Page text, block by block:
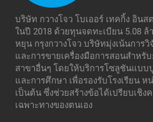
บริษัท กวางโจว โบเออร์ เทคกิ้ง อิน
ในปี 2018 ด้วยทุนจดทะเบียน 5.08
หยุน กรุงกวางโจว บริษัทมุ่งเน้นการ
และการขายเครื่องมือการสอนสำหรั
สาขาอื่นๆ โดยให้บริการโซลูชันแบ
และการศึกษา เพื่อรองรับโรงเรียน
เป็นต้น ซึ่งช่วยสร้างข้อได้เปรียบเชิง
เฉพาะทางของตนเอง